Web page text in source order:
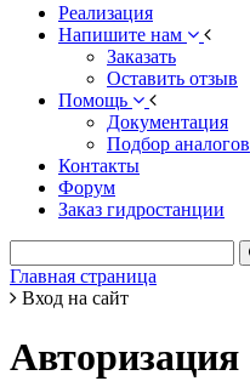
Реализация
Напишите нам
Заказать
Оставить отзыв
Помощь
Документация
Подбор аналогов
Контакты
Форум
Заказ гидростанции
Главная страница
Вход на сайт
Авторизация